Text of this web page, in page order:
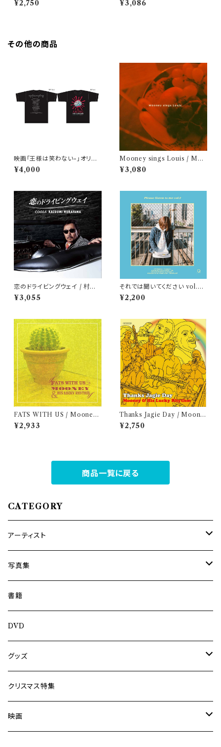
¥2,750
データ(48k24bit)
¥3,086
その他の商品
映画「王様は笑わない-」オリジ
ナルTシャツ【XLサイズ】
¥4,000
Mooney sings Louis / Moo
ney
¥3,080
恋のドライビングウェイ / 村山
一海
¥3,055
それでは聞いてください vol.2 /
Kuyuki
¥2,200
FATS WITH US / Mooney
& his Lucky Rhythm
¥2,933
Thanks Jagie Day / Moone
y & His Lucky Rhythm
¥2,750
商品一覧に戻る
CATEGORY
アーティスト
内海利勝
南博
ASA-CHANG
Jun Kawabata
Mooney
ミャンマー伝統音楽
写真集
Jun Kawabata
旅の記憶
書籍
DVD
グッズ
Tシャツ
クリスマス特集
映画